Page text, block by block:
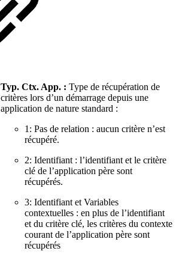
Typ. Ctx. App. : Type de récupération de
critères lors d’un démarrage depuis une
application de nature standard :
1: Pas de relation : aucun critère n’est
récupéré.
2: Identifiant : l’identifiant et le critère
clé de l’application père sont
récupérés.
3: Identifiant et Variables
contextuelles : en plus de l’identifiant
et du critère clé, les critères du contexte
courant de l’application père sont
récupérés